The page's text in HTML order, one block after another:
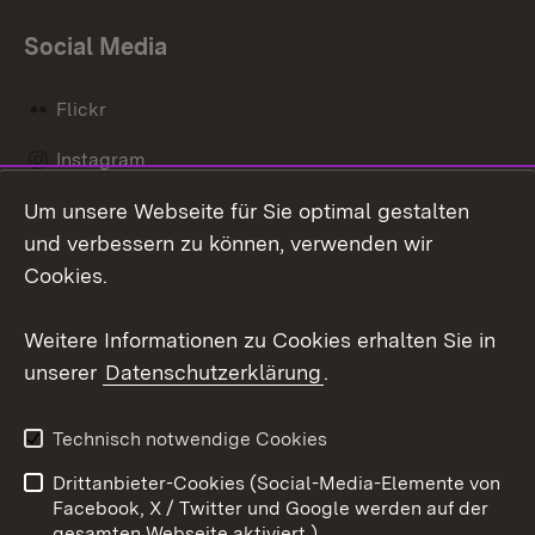
Social Media
Flickr
Instagram
Social Wall
Barrierefreiheit
Benutzungshinweise
Impressum
Cookies
Um unsere Webseite für Sie optimal gestalten
und verbessern zu können, verwenden wir
Cookies.
Weitere Informationen zu Cookies erhalten Sie in
unserer Datenschutzerklärung.
Technisch notwendige Cookies
Drittanbieter-Cookies (Social-Media-Elemente von
Facebook, X / Twitter und Google werden auf der